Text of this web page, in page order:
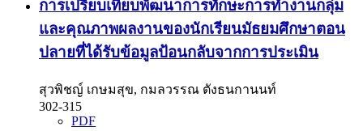
การเปรียบเทียบพัฒนาการทักษะการทำงานกลุ่ม
และคุณภาพผลงานของนักเรียนมัธยมศึกษาตอน
ปลายที่ได้รับข้อมูลป้อนกลับจากการประเมิน
สุวพิชญ์ เกษมสุข, กมลวรรณ ตังธนกานนท์
302-315
PDF